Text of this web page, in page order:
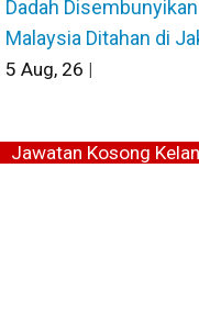
Dadah
Malaysia Ditahan di
5 Aug, 26 |
Jawatan Kosong